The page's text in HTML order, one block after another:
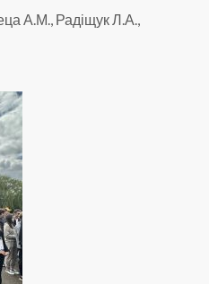
А.М., Радіщук Л.А.,